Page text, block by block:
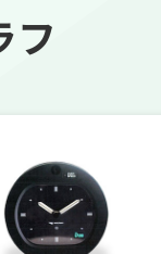
フ